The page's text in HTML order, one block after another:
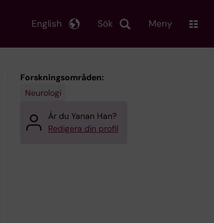
Sök
English Meny
Forskningsområden:
Neurologi
Är du Yanan Han?
Redigera din profil